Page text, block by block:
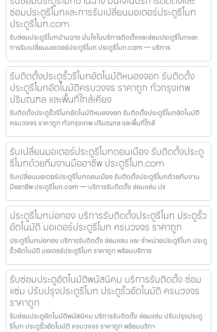
ซ่อมประตูรีโมทและการรับเปลี่ยนมอเตอร์ประตูรีโมท
ประตูรีโมท.com
รับซ่อมประตูรีโมทบ้านฉาง มั่นใจในบริการติดตั้งและซ่อมประตูรีโมทและ
การรับเปลี่ยนมอเตอร์ประตูรีโมท ประตูรีโมท.com — บริการ
รับติดตั้งประตูรั้วรีโมทอัตโนมัติหนองจอก รับติดตั้ง
ประตูรีโมทอัตโนมัติครบวงจร ราคาถูก ทั่วกรุงเทพ
ปริมณฑล และพื้นที่ใกล้เคียง
รับติดตั้งประตูรั้วรีโมทอัตโนมัติหนองจอก รับติดตั้งประตูรีโมทอัตโนมัติ
ครบวงจร ราคาถูก ทั่วกรุงเทพ ปริมณฑล และพื้นที่ใกล้
รับเปลี่ยนมอเตอร์ประตูรีโมทดอนเมือง รับติดตั้งประตู
รีโมทด้วยทีมงานมืออาชีพ ประตูรีโมท.com
รับเปลี่ยนมอเตอร์ประตูรีโมทดอนเมือง รับติดตั้งประตูรีโมทด้วยทีมงาน
มืออาชีพ ประตูรีโมท.com — บริการรับติดตั้ง ซ่อมแซ่ม ปร
ประตูรีโมทบ่อทอง บริการรับติดตั้งประตูรีโมท ประตูรั้ว
อัตโนมัติ มอเตอร์ประตูรีโมท ครบวงจร ราคาถูก
ประตูรีโมทบ่อทอง บริการรับติดตั้ง ซ่อมแซม และ จำหน่ายประตูรีโมท ประตู
รั้วอัตโนมัติ มอเตอร์ประตูรีโมท ราคาถูก พร้อมบริการ
รับซ่อมประตูอัตโนมัติพนัสนิคม บริการรับติดตั้ง ซ่อม
แซ่ม ปรับปรุงประตูรีโมท ประตูรั้วอัตโนมัติ ครบวงจร
ราคาถูก
รับซ่อมประตูอัตโนมัติพนัสนิคม บริการรับติดตั้ง ซ่อมแซ่ม ปรับปรุงประตู
รีโมท ประตูรั้วอัตโนมัติ ครบวงจร ราคาถูก พร้อมบริกา